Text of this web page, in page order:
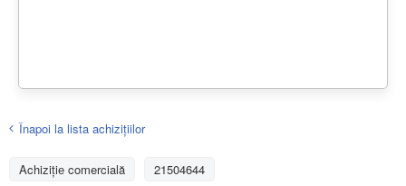
Înapoi la lista achiziţiilor
Achizițiе comercială 21504644